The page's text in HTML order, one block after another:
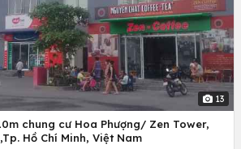
13
chung cư Hoa Phượng/ Zen Tower,
Hồ Chí Minh, Việt Nam